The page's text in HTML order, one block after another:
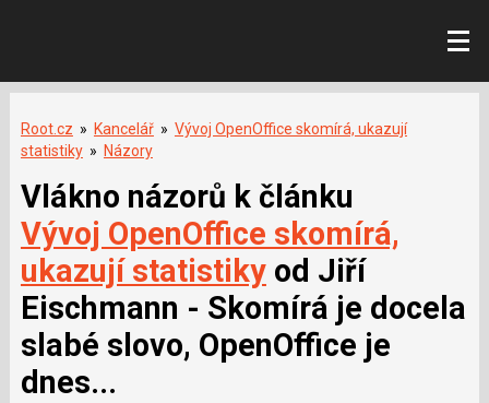
Root.cz » Kancelář » Vývoj OpenOffice skomírá, ukazují
statistiky » Názory
Vlákno názorů k článku
Vývoj OpenOffice skomírá,
ukazují statistikyod Jiří
Eischmann - Skomírá je docela
slabé slovo, OpenOffice je
dnes...